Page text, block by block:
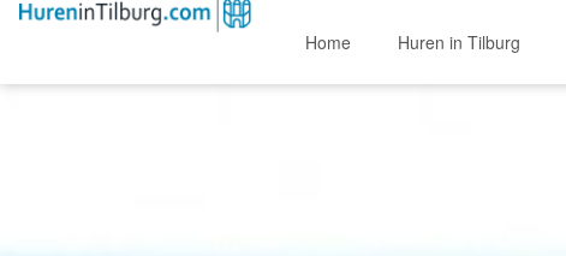
Home Huren in Tilburg